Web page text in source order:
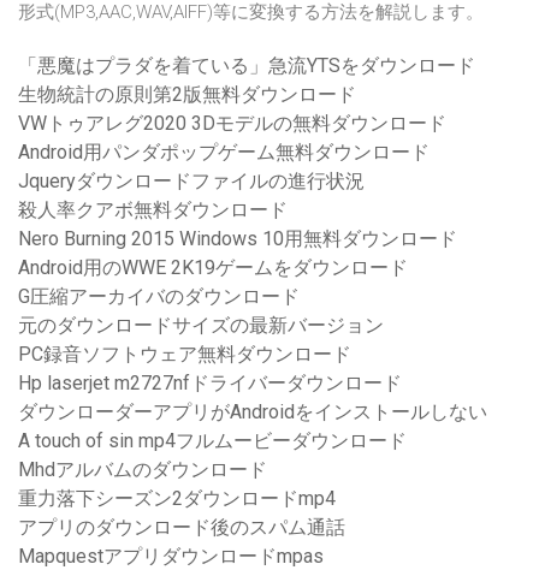
形式(MP3,AAC,WAV,AIFF)等に変換する方法を解説します。
「悪魔はプラダを着ている」急流YTSをダウンロード
生物統計の原則第2版無料ダウンロード
VWトゥアレグ2020 3Dモデルの無料ダウンロード
Android用パンダポップゲーム無料ダウンロード
Jqueryダウンロードファイルの進行状況
殺人率クアボ無料ダウンロード
Nero Burning 2015 Windows 10用無料ダウンロード
Android用のWWE 2K19ゲームをダウンロード
G圧縮アーカイバのダウンロード
元のダウンロードサイズの最新バージョン
PC録音ソフトウェア無料ダウンロード
Hp laserjet m2727nfドライバーダウンロード
ダウンローダーアプリがAndroidをインストールしない
A touch of sin mp4フルムービーダウンロード
Mhdアルバムのダウンロード
重力落下シーズン2ダウンロードmp4
アプリのダウンロード後のスパム通話
Mapquestアプリダウンロードmpas